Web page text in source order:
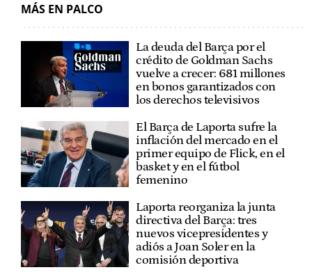
MÁS EN PALCO
La deuda del Barça por el
crédito de Goldman Sachs
vuelve a crecer: 681 millones
en bonos garantizados con
los derechos televisivos
El Barça de Laporta sufre la
inflación del mercado en el
primer equipo de Flick, en el
basket y en el fútbol
femenino
Laporta reorganiza la junta
directiva del Barça: tres
nuevos vicepresidentes y
adiós a Joan Soler en la
comisión deportiva